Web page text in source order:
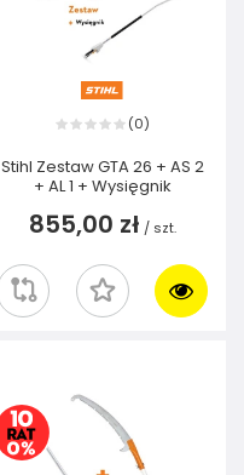
(0)
Stihl Zestaw GTA 26 + AS 2
+ AL 1 + Wysięgnik
855,00 zł / szt.